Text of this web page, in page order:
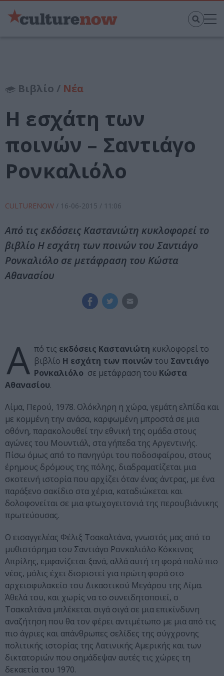
Βιβλίο / Νέα
Η εσχάτη των
ποινών – Σαντιάγο
Ρονκαλιόλο
CULTURENOW / 16-06-2015 / 11:06
Από τις εκδόσεις Καστανιώτη κυκλοφορεί το
βιβλίο Η εσχάτη των ποινών του Σαντιάγο
Ρονκαλιόλο σε μετάφραση του Κώστα
Αθανασίου
Α πό τις εκδόσεις Καστανιώτη κυκλοφορεί το
βιβλίο Η εσχάτη των ποινών του Σαντιάγο
Ρονκαλιόλο σε μετάφραση του Κώστα
Αθανασίου.
Λίμα, Περού, 1978. Ολόκληρη η χώρα, γεμάτη ελπίδα και
με κομμένη την ανάσα, καρφωμένη μπροστά σε μια
οθόνη, παρακολουθεί την εθνική της ομάδα στους
αγώνες του Μουντιάλ, στα γήπεδα της Αργεντινής.
Πίσω όμως από το πανηγύρι του ποδοσφαίρου, στους
έρημους δρόμους της πόλης, διαδραματίζεται μια
σκοτεινή ιστορία που αρχίζει όταν ένας άντρας, με ένα
παράξενο σακίδιο στα χέρια, καταδιώκεται και
δολοφονείται σε μια φτωχογειτονιά της περουβιάνικης
πρωτεύουσας.
Ο εισαγγελέας Φέλιξ Τσακαλτάνα, γνωστός μας από το
μυθιστόρημα του Σαντιάγο Ρονκαλιόλο Κόκκινος
Απρίλης, εμφανίζεται ξανά, αλλά αυτή τη φορά πολύ πιο
νέος, μόλις έχει διοριστεί για πρώτη φορά στο
αρχειοφυλακείο του Δικαστικού Μεγάρου της Λίμα.
Άθελά του, και χωρίς να το συνειδητοποιεί, ο
Τσακαλτάνα μπλέκεται σιγά σιγά σε μια επικίνδυνη
αναζήτηση που θα τον φέρει αντιμέτωπο με μια από τις
πιο άγριες και απάνθρωπες σελίδες της σύγχρονης
πολιτικής ιστορίας της Λατινικής Αμερικής και των
δικτατοριών που σημάδεψαν αυτές τις χώρες τη
δεκαετία του 1970.